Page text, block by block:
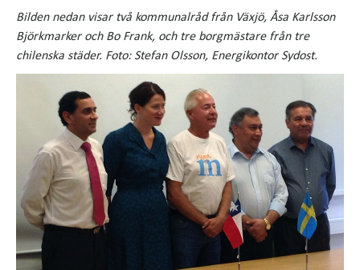
Bilden nedan visar två kommunalråd från Växjö, Åsa Karlsson
Björkmarker och Bo Frank, och tre borgmästare från tre
chilenska städer. Foto: Stefan Olsson, Energikontor Sydost.